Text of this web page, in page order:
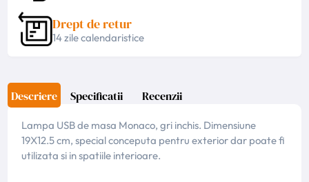
Drept de retur
14 zile calendaristice
Descriere Specificatii Recenzii
Lampa USB de masa Monaco, gri inchis. Dimensiune
19X12.5 cm, special conceputa pentru exterior dar poate fi
utilizata si in spatiile interioare.